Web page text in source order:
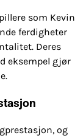
som Kevin
ferdigheter
Deres
eksempel gjør
og